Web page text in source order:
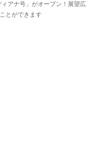
アナ号」がオープン！展望広
とができます